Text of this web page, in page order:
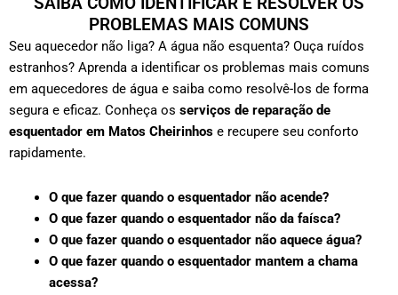
PROBLEMAS MAIS COMUNS
Seu aquecedor não liga? A água não esquenta? Ouça ruídos
estranhos? Aprenda a identificar os problemas mais comuns
em aquecedores de água e saiba como resolvê-los de forma
segura e eficaz. Conheça os serviços de reparação de
esquentador em Matos Cheirinhos e recupere seu conforto
rapidamente.
O que fazer quando o esquentador não acende?
O que fazer quando o esquentador não da faísca?
O que fazer quando o esquentador não aquece água?
O que fazer quando o esquentador mantem a chama
acessa?